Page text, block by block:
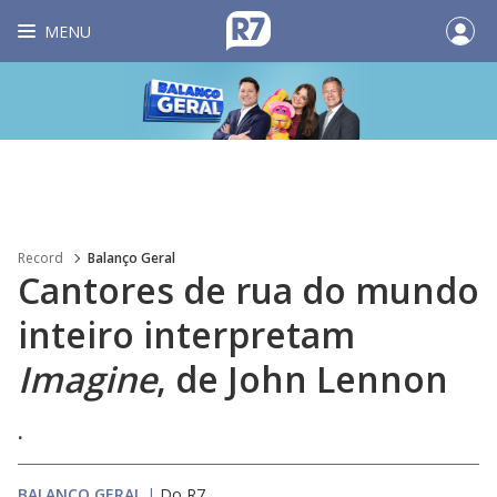
MENU
Record Balanço Geral
Cantores de rua do mundo
inteiro interpretam
Imagine, de John Lennon
.